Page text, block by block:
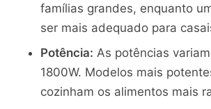
famílias grandes, enquanto
ser mais adequado para
Potência: As potências
1800W. Modelos mais
cozinham os alimentos mais